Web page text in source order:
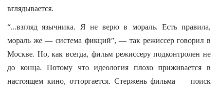
вглядывается.
“...взгляд язычника. Я не верю в мораль. Есть правила,
мораль же — система фикций”, — так режиссер говорил в
Москве. Но, как всегда, фильм режиссеру подконтролен не
до конца. Потому что идеология плохо приживается в
настоящем кино, отторгается. Стержень фильма — поиск